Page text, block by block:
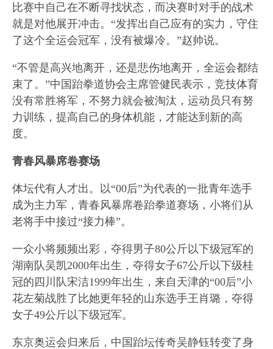
比赛中自己在不断寻找状态，而决赛时对手的战术
就是对他展开冲击。“发挥出自己应有的实力，守住
了这个全运会冠军，没有被爆冷。”赵帅说。
“不管是高兴地离开，还是悲伤地离开，全运会都结
束了。”中国跆拳道协会主席管健民表示，竞技体育
没有常胜将军，不努力就会被淘汰，运动员只有努
力训练，提高自己的身体机能，才能达到新的高
度。
青春风暴席卷赛场
体坛代有人才出。以“00后”为代表的一批青年选手
成为主力军，青春风暴席卷跆拳道赛场，小将们从
老将手中接过“接力棒”。
一众小将频频出彩，夺得男子80公斤以下级冠军的
湖南队吴凯2000年出生，夺得女子67公斤以下级桂
冠的四川队宋洁1999年出生，来自天津的“00后”小
花左菊战胜了比她更年轻的山东选手王肖璐，夺得
女子49公斤以下级冠军。
东京奥运会归来后，中国跆坛传奇吴静钰转变了身